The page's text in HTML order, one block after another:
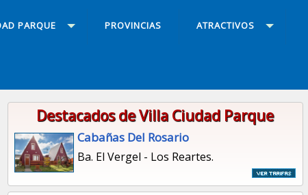
PARQUE PROVINCIAS ATRACTIVOS
Destacados de Villa Ciudad Parque
Cabañas Del Rosario
Ba. El Vergel - Los Reartes.